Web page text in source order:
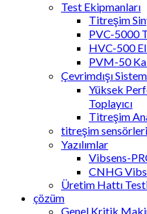
Test Ekipmanları
Titreşim
PVC-5000
HVC-500
PVM-50
Çevrimdışı
Yüksek
Toplayıcı
Titreşim
titreşim sensörleri
Yazılımlar
Vibsens-
CNHG
Üretim Hattı
çözüm
Genel Kritik